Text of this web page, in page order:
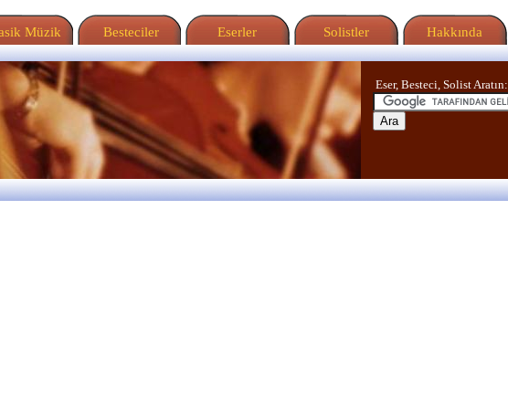
Müzik Besteciler Eserler Solistler Hakkında
Eser, Besteci, Solist Aratın: